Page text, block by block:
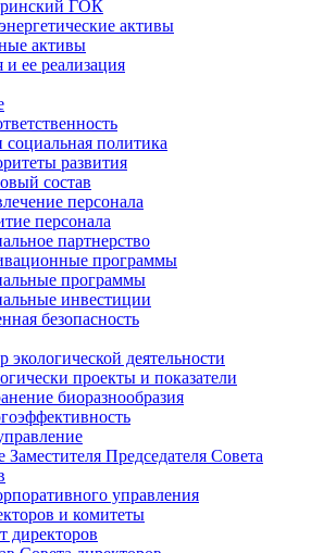
ГОК
активы
активы
ее реализация
социальная политика
развития
состав
персонала
персонала
партнерство
программы
программы
инвестиции
безопасность
экологической деятельности
проекты и показатели
биоразнообразия
Председателя Совета
управления
и комитеты
директоров